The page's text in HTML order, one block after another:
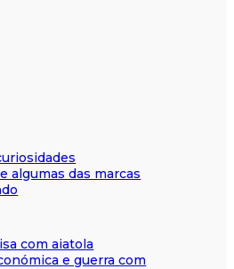
algumas das marcas
com aiatola
e guerra com